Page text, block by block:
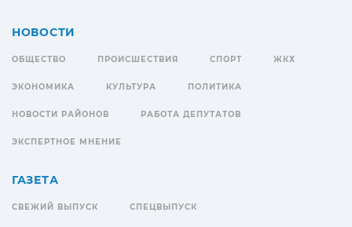
НОВОСТИ
ОБЩЕСТВО ПРОИСШЕСТВИЯ СПОРТ ЖКХ
ЭКОНОМИКА КУЛЬТУРА ПОЛИТИКА
НОВОСТИ РАЙОНОВ РАБОТА ДЕПУТАТОВ
ЭКСПЕРТНОЕ МНЕНИЕ
ГАЗЕТА
СВЕЖИЙ ВЫПУСК СПЕЦВЫПУСК